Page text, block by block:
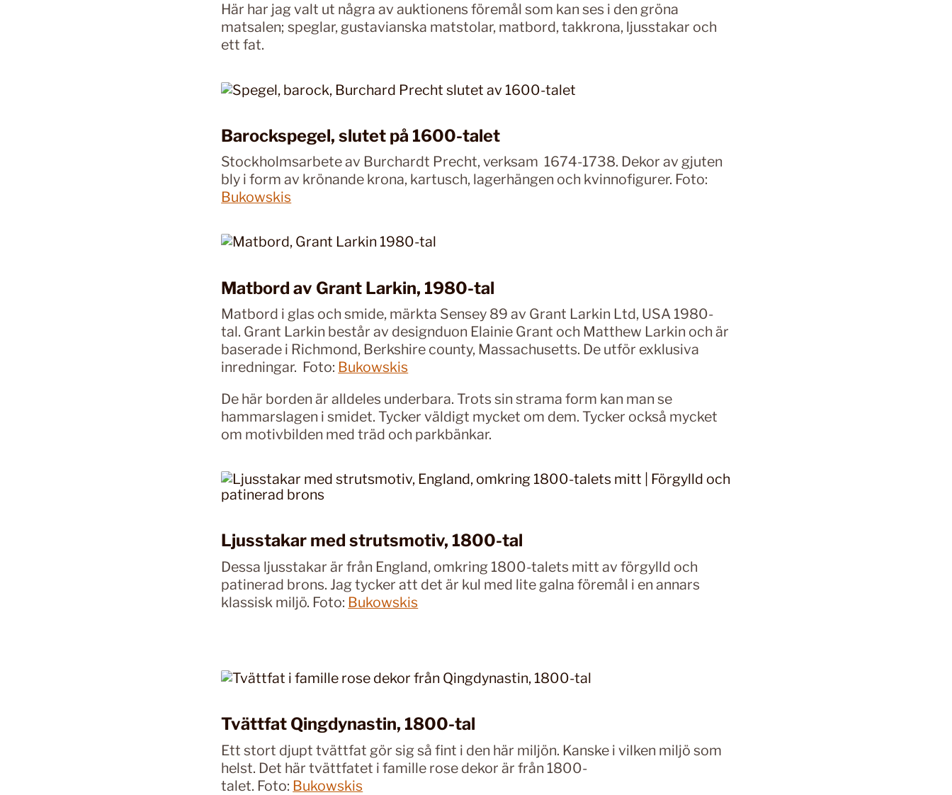
Här har jag valt ut några av auktionens föremål som kan ses i den gröna
matsalen; speglar, gustavianska matstolar, matbord, takkrona, ljusstakar och
ett fat.
Barockspegel, slutet på 1600-talet
Stockholmsarbete av Burchardt Precht, verksam 1674-1738. Dekor av gjuten
bly i form av krönande krona, kartusch, lagerhängen och kvinnofigurer. Foto:
Bukowskis
Matbord av Grant Larkin, 1980-tal
Matbord i glas och smide, märkta Sensey 89 av Grant Larkin Ltd, USA 1980-
tal. Grant Larkin består av designduon Elainie Grant och Matthew Larkin och är
baserade i Richmond, Berkshire county, Massachusetts. De utför exklusiva
inredningar. Foto: Bukowskis
De här borden är alldeles underbara. Trots sin strama form kan man se
hammarslagen i smidet. Tycker väldigt mycket om dem. Tycker också mycket
om motivbilden med träd och parkbänkar.
Ljusstakar med strutsmotiv, 1800-tal
Dessa ljusstakar är från England, omkring 1800-talets mitt av förgylld och
patinerad brons. Jag tycker att det är kul med lite galna föremål i en annars
klassisk miljö. Foto: Bukowskis
Tvättfat Qingdynastin, 1800-tal
Ett stort djupt tvättfat gör sig så fint i den här miljön. Kanske i vilken miljö som
helst. Det här tvättfatet i famille rose dekor är från 1800-
talet. Foto: Bukowskis